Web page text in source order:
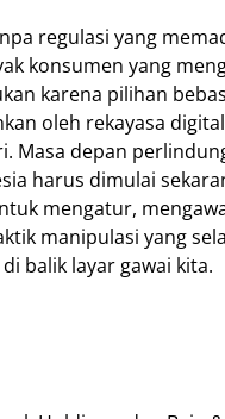
regulasi yang
konsumen yang
karena pilihan
oleh rekayasa
Masa depan
harus dimulai
mengatur,
manipulasi yang
balik layar gawai kita.